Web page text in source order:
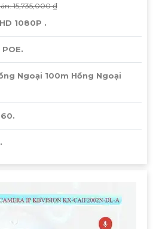
15,735,000 ₫
1080P .
POE.
Ngoại 100m Hồng Ngoại